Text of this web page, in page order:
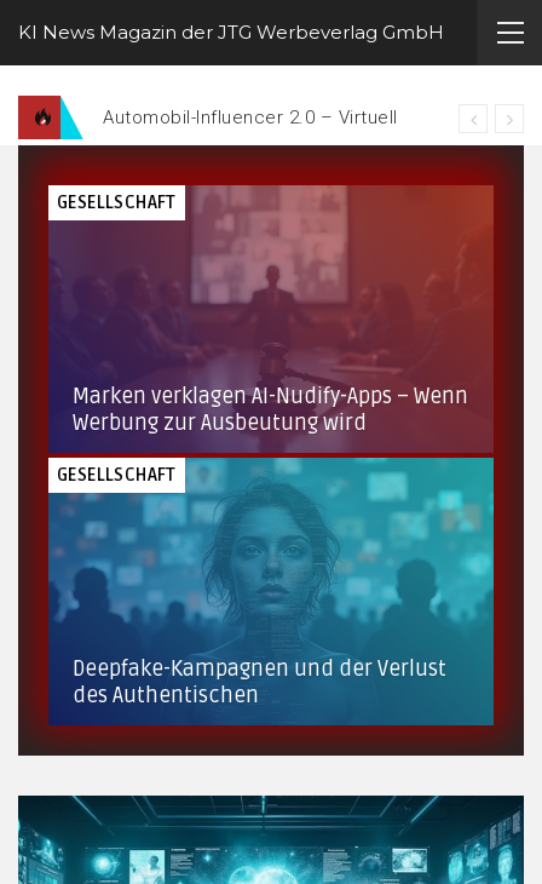
KI News Magazin der JTG Werbeverlag GmbH
GESELLSCHAFT
Marken verklagen AI-Nudify-Apps – Wenn
Werbung zur Ausbeutung wird
GESELLSCHAFT
Deepfake-Kampagnen und der Verlust
des Authentischen